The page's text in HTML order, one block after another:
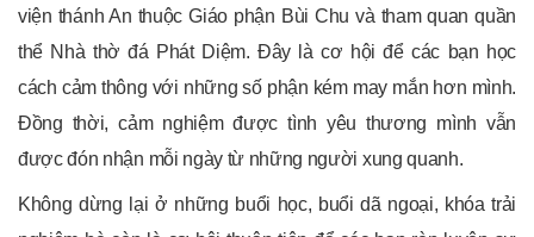
viện thánh An thuộc Giáo phận Bùi Chu và tham quan quần
thể Nhà thờ đá Phát Diệm. Đây là cơ hội để các bạn học
cách cảm thông với những số phận kém may mắn hơn mình.
Đồng thời, cảm nghiệm được tình yêu thương mình vẫn
được đón nhận mỗi ngày từ những người xung quanh.
Không dừng lại ở những buổi học, buổi dã ngoại, khóa trải